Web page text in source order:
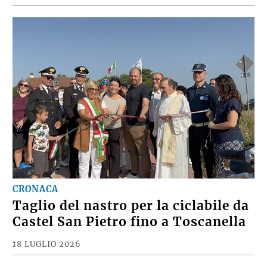
CRONACA
Taglio del nastro per la ciclabile da
Castel San Pietro fino a Toscanella
18 LUGLIO 2026